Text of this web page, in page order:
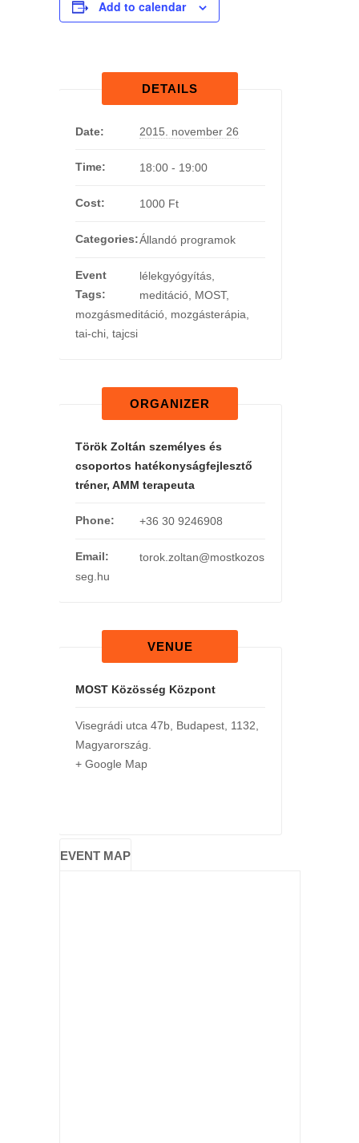
Add to calendar
DETAILS
Date: 2015. november 26
Time: 18:00 - 19:00
Cost: 1000 Ft
Categories:Állandó programok
Event
Tags:
lélekgyógyítás,
meditáció, MOST,
mozgásmeditáció, mozgásterápia
tai-chi, tajcsi
ORGANIZER
Török Zoltán személyes és
csoportos hatékonyságfejlesztő
tréner, AMM terapeuta
Phone: +36 30 9246908
Email:
torok.zoltan@mostkozos
seg.hu
VENUE
MOST Közösség Központ
Visegrádi utca 47b, Budapest, 1132
Magyarország
+ Google Map
EVENT MAP